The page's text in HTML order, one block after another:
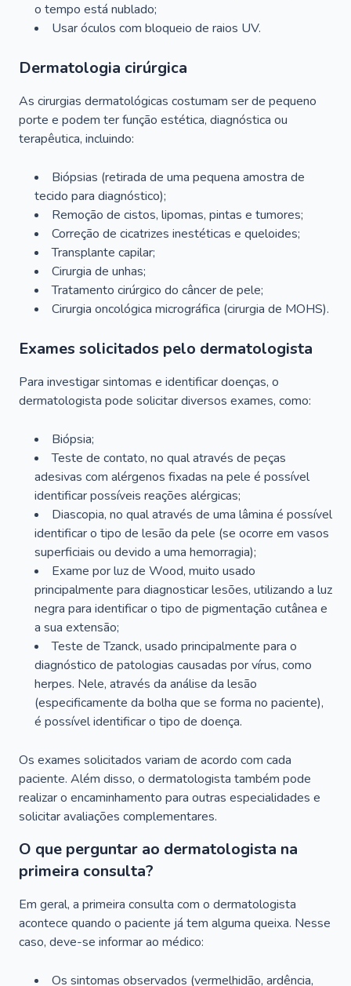
o tempo está nublado;
Usar óculos com bloqueio de raios UV.
Dermatologia cirúrgica
As cirurgias dermatológicas costumam ser de pequeno
porte e podem ter função estética, diagnóstica ou
terapêutica, incluindo:
Biópsias (retirada de uma pequena amostra de
tecido para diagnóstico);
Remoção de cistos, lipomas, pintas e tumores;
Correção de cicatrizes inestéticas e queloides;
Transplante capilar;
Cirurgia de unhas;
Tratamento cirúrgico do câncer de pele;
Cirurgia oncológica micrográfica (cirurgia de MOHS).
Exames solicitados pelo dermatologista
Para investigar sintomas e identificar doenças, o
dermatologista pode solicitar diversos exames, como:
Biópsia;
Teste de contato, no qual através de peças
adesivas com alérgenos fixadas na pele é possível
identificar possíveis reações alérgicas;
Diascopia, no qual através de uma lâmina é possível
identificar o tipo de lesão da pele (se ocorre em vasos
superficiais ou devido a uma hemorragia);
Exame por luz de Wood, muito usado
principalmente para diagnosticar lesões, utilizando a luz
negra para identificar o tipo de pigmentação cutânea e
a sua extensão;
Teste de Tzanck, usado principalmente para o
diagnóstico de patologias causadas por vírus, como
herpes. Nele, através da análise da lesão
(especificamente da bolha que se forma no paciente),
é possível identificar o tipo de doença.
Os exames solicitados variam de acordo com cada
paciente. Além disso, o dermatologista também pode
realizar o encaminhamento para outras especialidades e
solicitar avaliações complementares.
O que perguntar ao dermatologista na
primeira consulta?
Em geral, a primeira consulta com o dermatologista
acontece quando o paciente já tem alguma queixa. Nesse
caso, deve-se informar ao médico:
Os sintomas observados (vermelhidão, ardência,